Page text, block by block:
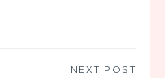
NEXT POST